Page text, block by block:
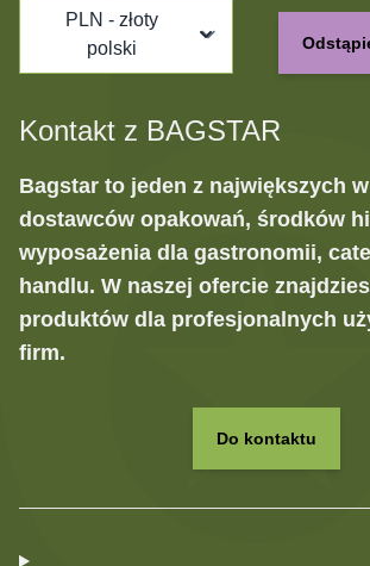
PLN - złoty
polski
Kontakt z BAGSTAR
Bagstar to jeden z największych
dostawców opakowań, środków
wyposażenia dla gastronomii,
handlu. W naszej ofercie
produktów dla profesjonalnych
firm.
Do kontaktu